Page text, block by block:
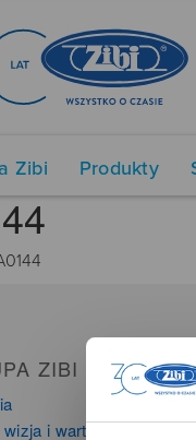
Zibi Produkty
ZIBI
wizja i wartości Grupy